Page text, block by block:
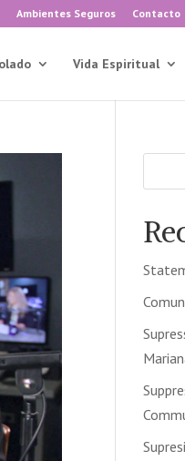
Ambientes Seguros Contacto
Vida Espiritual